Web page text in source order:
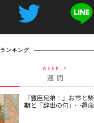
ランキング
WEEKLY
週 間
『豊臣兄弟！』お市と
期と「辞世の句」…運